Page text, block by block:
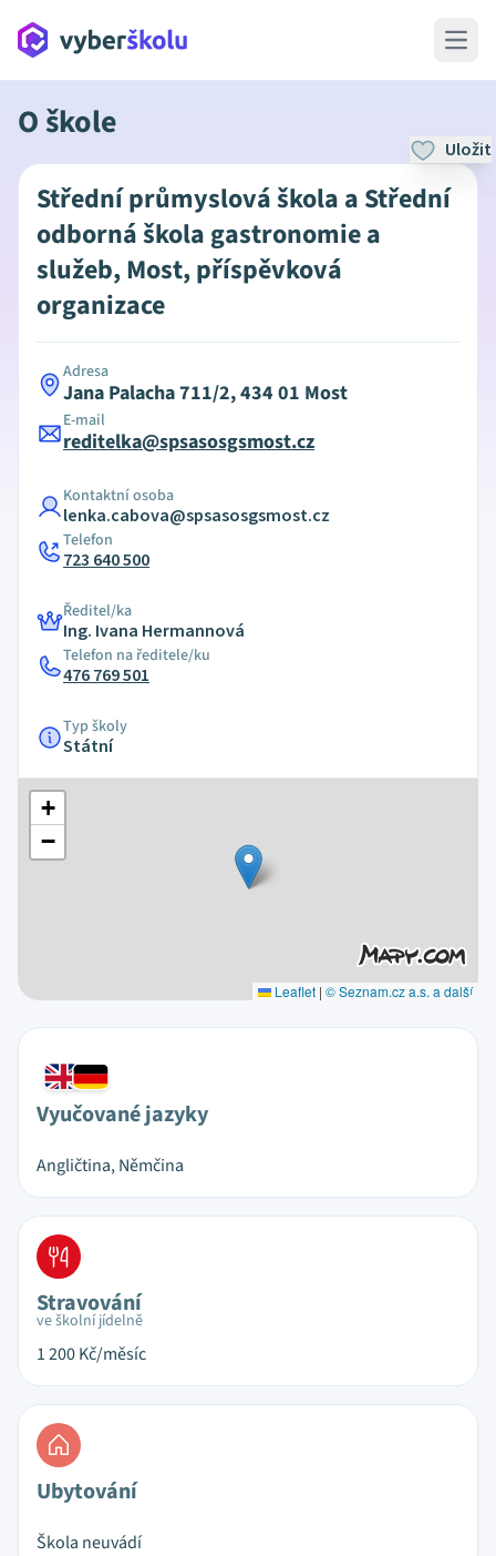
Open
O škole
Uložit
Střední průmyslová škola a Střední
odborná škola gastronomie a
služeb, Most, příspěvková
organizace
Adresa
Jana Palacha 711/2, 434 01 Most
E-mail
reditelka@spsasosgsmost.cz
Kontaktní osoba
lenka.cabova@spsasosgsmost.cz
Telefon
723 640 500
Ředitel/ka
Ing. Ivana Hermannová
Telefon na ředitele/ku
476 769 501
Typ školy
Státní
+
−
Leaflet | © Seznam.cz a.s. a další
Vyučované jazyky
Angličtina, Němčina
Stravování
ve školní jídelně
1 200Kč/měsíc
Ubytování
Škola neuvádí